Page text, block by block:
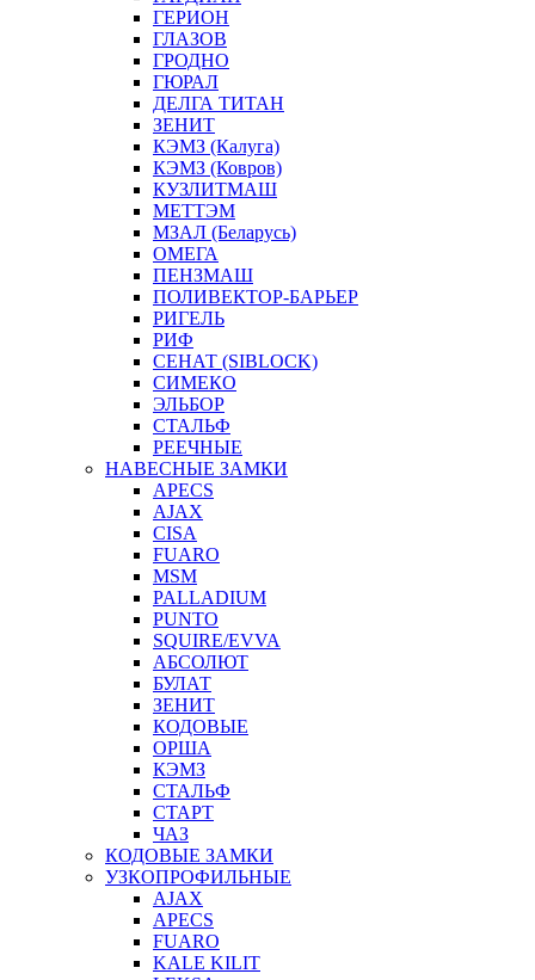
ГЕРИОН
ГЛАЗОВ
ГРОДНО
ГЮРАЛ
ДЕЛГА ТИТАН
ЗЕНИТ
КЭМЗ (Калуга)
КЭМЗ (Ковров)
КУЗЛИТМАШ
МЕТТЭМ
МЗАЛ (Беларусь)
ОМЕГА
ПЕНЗМАШ
ПОЛИВЕКТОР-БАРЬЕР
РИГЕЛЬ
РИФ
СЕНАТ (SIBLOCK)
СИМЕКО
ЭЛЬБОР
СТАЛЬФ
РЕЕЧНЫЕ
НАВЕСНЫЕ ЗАМКИ
APECS
AJAX
CISA
FUARO
MSM
PALLADIUM
PUNTO
SQUIRE/EVVA
АБСОЛЮТ
БУЛАТ
ЗЕНИТ
КОДОВЫЕ
ОРША
КЭМЗ
СТАЛЬФ
СТАРТ
ЧАЗ
КОДОВЫЕ ЗАМКИ
УЗКОПРОФИЛЬНЫЕ
AJAX
APECS
FUARO
KALE KILIT